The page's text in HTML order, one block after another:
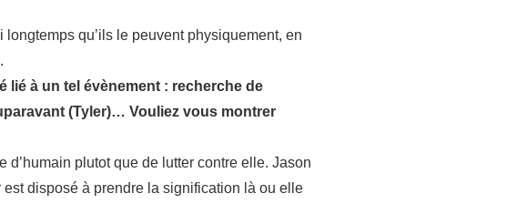
qu’ils le peuvent physiquement, en
lié à un tel évènement : recherche de
(Tyler)… Vouliez vous montrer
plutot que de lutter contre elle. Jason
disposé à prendre la signification là ou elle